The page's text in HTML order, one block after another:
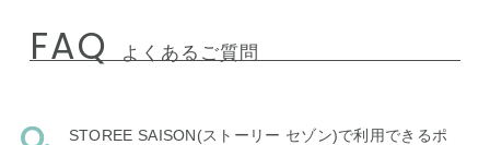
FAQ よくあるご質問
STOREE SAISON(ストーリー セゾン)で利用できるポ